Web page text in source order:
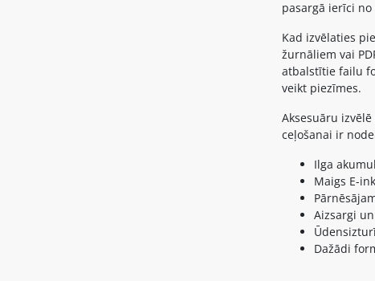
pasargā ierīci
Kad izvēlaties
žurnāliem vai
atbalstītie failu
veikt piezīmes.
Aksesuāru
ceļošanai ir
Ilga
Maigs E-
Aizsargi
Dažādi